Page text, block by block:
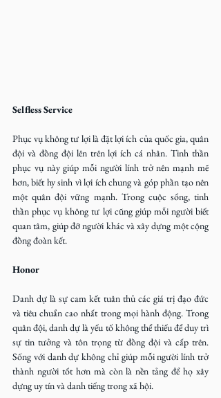
Selfless Service
Phục vụ không tư lợi là đặt lợi ích của quốc gia, quân
đội và đồng đội lên trên lợi ích cá nhân. Tinh thần
phục vụ này giúp mỗi người lính trở nên mạnh mẽ
hơn, biết hy sinh vì lợi ích chung và góp phần tạo nên
một quân đội vững mạnh. Trong cuộc sống, tinh
thần phục vụ không tư lợi cũng giúp mỗi người biết
quan tâm, giúp đỡ người khác và xây dựng một cộng
đồng đoàn kết.
Honor
Danh dự là sự cam kết tuân thủ các giá trị đạo đức
và tiêu chuẩn cao nhất trong mọi hành động. Trong
quân đội, danh dự là yếu tố không thể thiếu để duy trì
sự tin tưởng và tôn trọng từ đồng đội và cấp trên.
Sống với danh dự không chỉ giúp mỗi người lính trở
thành người tốt hơn mà còn là nền tảng để họ xây
dựng uy tín và danh tiếng trong xã hội.